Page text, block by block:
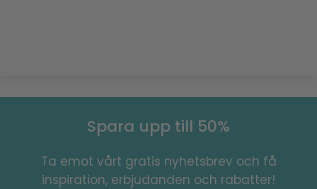
Spara upp till 50%
Ta emot vårt gratis nyhetsbrev och få
inspiration, erbjudanden och rabatter!